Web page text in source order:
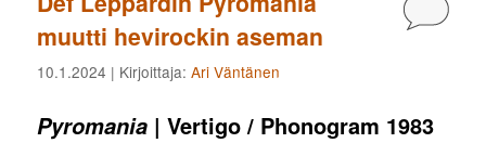
muutti hevirockin aseman
10.1.2024 | Kirjoittaja:Ari Väntänen
Pyromania | Vertigo / Phonogram 1983